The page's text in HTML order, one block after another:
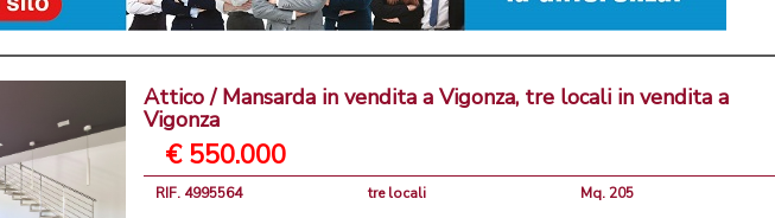
Attico / Mansarda in vendita a Vigonza, tre locali in vendita a
Vigonza
€ 550.000
RIF. 4995564 tre locali Mq. 205